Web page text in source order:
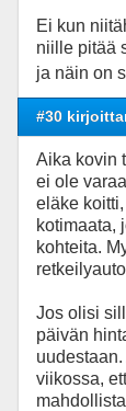
Ei kun
niille pitää
ja näin on
#30
Aika kovin
ei ole
eläke
kotimaata,
kohteita.
Jos olisi
päivän
viikossa,